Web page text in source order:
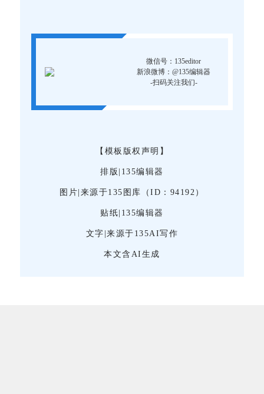
微信号：135editor
新浪微博：@135编辑器
-扫码关注我们-
【模板版权声明】
排版|135编辑器
图片|来源于135图库（ID：94192）
贴纸|135编辑器
文字|来源于135AI写作
本文含AI生成